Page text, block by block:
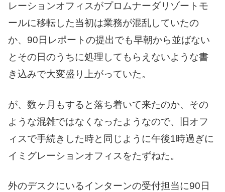
レーションオフィスがプロムナーダリゾートモ
ールに移転した当初は業務が混乱していたの
か、90日レポートの提出でも早朝から並ばない
とその日のうちに処理してもらえないような書
き込みで大変盛り上がっていた。
が、数ヶ月もすると落ち着いて来たのか、その
ような混雑ではなくなったようなので、旧オフ
ィスで手続きした時と同じように午後1時過ぎに
イミグレーションオフィスをたずねた。
外のデスクにいるインターンの受付担当に90日